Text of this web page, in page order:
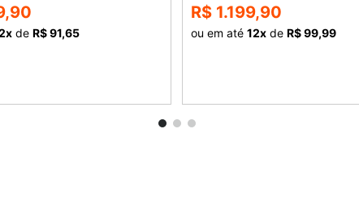
x deR$ 91,65
R$ 1.199,90
ou em até12x deR$ 99,99